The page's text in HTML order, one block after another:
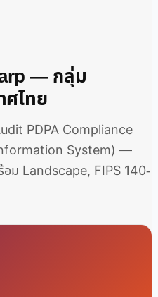
— กลุ่ม
ศไทย
PDPA Compliance
System) —
ม Landscape, FIPS 140-